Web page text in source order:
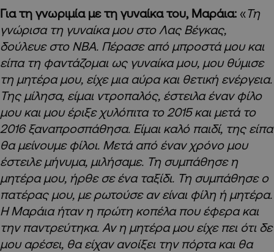
Για τη γνωριμία με τη γυναίκα του, Μαράια: «Τη
γνώρισα τη γυναίκα μου στο Λας Βέγκας,
δούλευε στο NBA. Πέρασε από μπροστά μου και
είπα τη φαντάζομαι ως γυναίκα μου, μου θύμισε
τη μητέρα μου, είχε μια αύρα και θετική ενέργεια.
Της μίλησα, είμαι ντροπαλός, έστειλα έναν φίλο
μου και μου έριξε χυλόπιτα το 2015 και μετά το
2016 ξαναπροσπάθησα. Είμαι καλό παιδί, της είπα
θα μείνουμε φίλοι. Μετά από έναν χρόνο μου
έστειλε μήνυμα, μιλήσαμε. Τη συμπάθησε η
μητέρα μου, ήρθε σε ένα ταξίδι. Τη συμπάθησε ο
πατέρας μου, με ρωτούσε αν είναι φίλη ή μητέρα.
Η Μαράια ήταν η πρώτη κοπέλα που έφερα και
την παντρεύτηκα. Αν η μητέρα μου είχε πει ότι δε
μου αρέσει, θα είχαν ανοίξει την πόρτα και θα